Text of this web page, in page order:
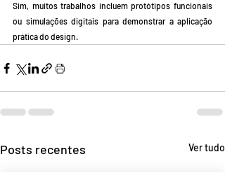
Sim, muitos trabalhos incluem protótipos funcionais
ou simulações digitais para demonstrar a aplicação
prática do design.
Posts recentes Ver tudo